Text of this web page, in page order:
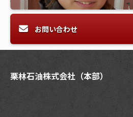
お問い合わせ
栗林石油株式会社（本部）